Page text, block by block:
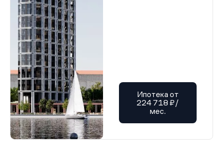
Ипотека от
224 718 ₽/
мес.